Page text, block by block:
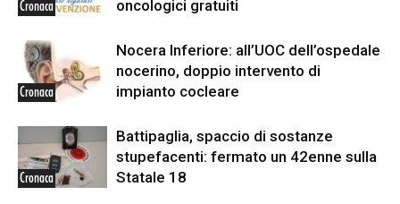
Cronaca
oncologici gratuiti
Cronaca
Nocera Inferiore: all’UOC dell’ospedale
nocerino, doppio intervento di
impianto cocleare
Cronaca
Battipaglia, spaccio di sostanze
stupefacenti: fermato un 42enne sulla
Statale 18